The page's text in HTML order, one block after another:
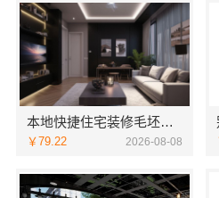
本地快捷住宅装修毛坯房本地快装
￥79.22 2026-08-08